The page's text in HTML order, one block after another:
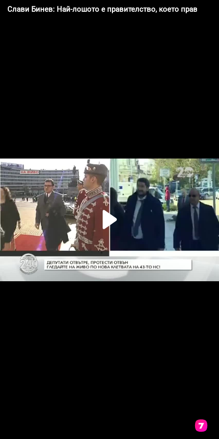
Слави Бинев: Най-лошото е правителство, което прави